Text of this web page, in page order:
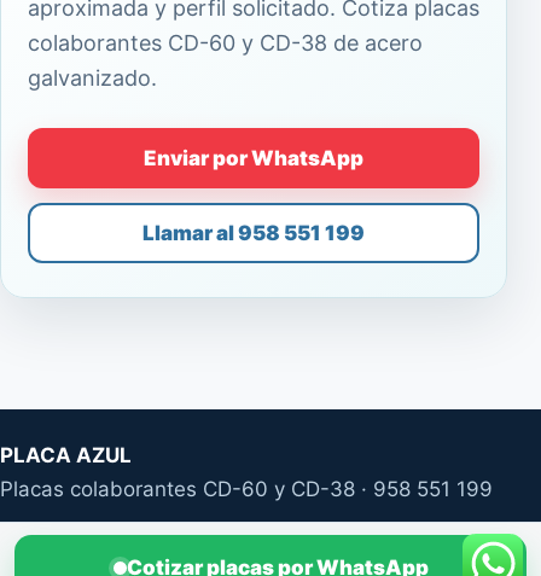
aproximada y perfil solicitado. Cotiza placas
colaborantes CD-60 y CD-38 de acero
galvanizado.
Enviar por WhatsApp
Llamar al 958 551 199
PLACA AZUL
Placas colaborantes CD-60 y CD-38 · 958 551 199
Cotizar placas por WhatsApp